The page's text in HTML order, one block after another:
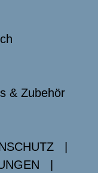
& Zubehör